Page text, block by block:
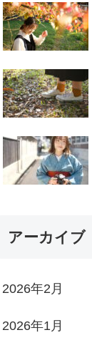
アーカイブ
2026年2月
2026年1月